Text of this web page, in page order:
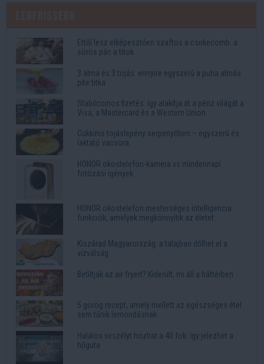
Ettől lesz elképesztően szaftos a csirkecomb: a
sörös pác a titok
3 alma és 3 tojás: ennyire egyszerű a puha almás
pite titka
Stabilcoinos fizetés: így alakítja át a pénz világát a
Visa, a Mastercard és a Western Union
Cukkinis tojáslepény serpenyőben – egyszerű és
laktató vacsora
HONOR okostelefon-kamera vs mindennapi
fotózási igények
HONOR okostelefon mesterséges intelligencia
funkciók, amelyek megkönnyítik az életet
Kiszárad Magyarország: a talajban dőlhet el a
vízválság
Betiltják az air fryert? Kiderült, mi áll a háttérben
5 görög recept, amely mellett az egészséges étel
sem tűnik lemondásnak
Halálos veszélyt hozhat a 40 fok: így jelezhet a
hőguta